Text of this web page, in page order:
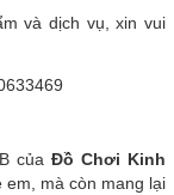
và dịch vụ, xin vui
của Đồ Chơi Kinh
mà còn mang lại